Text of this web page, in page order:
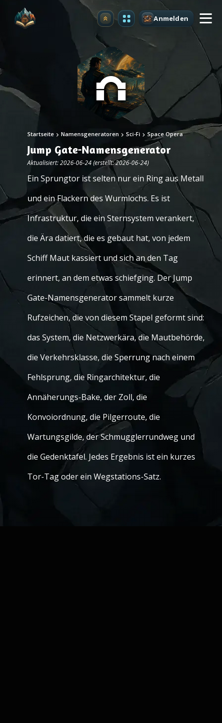
Upgrade Anmelden
Startseite Namensgeneratoren Sci-Fi Space Opera
Jump Gate-Namensgenerator
Aktualisiert: 2026-06-24 (erstellt: 2026-06-24)
Ein Sprungtor ist selten nur ein Ring aus Metall
und ein Flackern des Wurmlochs. Es ist
Infrastruktur, die ein Sternsystem verankert,
die Ära datiert, die es gebaut hat, von jedem
Schiff Maut kassiert und sich an den Tag
erinnert, an dem etwas schiefging. Der Jump
Gate-Namensgenerator sammelt kurze
Rufzeichen, die von diesem Stapel geformt sind:
das System, die Netzwerkära, die Mautbehörde,
die Verkehrsklasse, die Sperrung nach einem
Fehlsprung, die Ringarchitektur, die
Annäherungs-Bake, der Zoll, die
Konvoiordnung, die Pilgerroute, die
Wartungsgilde, der Schmugglerrundweg und
die Gedenktafel. Jedes Ergebnis ist ein kurzes
Tor-Tag oder ein Wegstations-Satz.